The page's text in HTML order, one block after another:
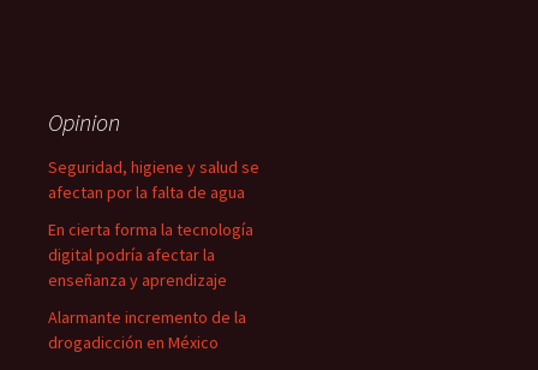
Opinion
Seguridad, higiene y salud se
afectan por la falta de agua
En cierta forma la tecnología
digital podría afectar la
enseñanza y aprendizaje
Alarmante incremento de la
drogadicción en México